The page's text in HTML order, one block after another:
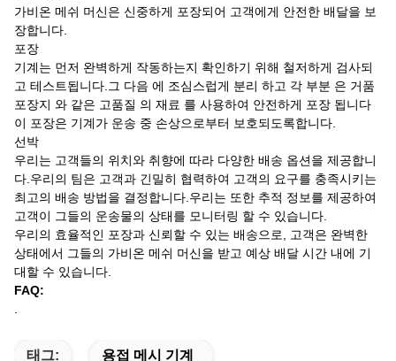
가비온 메쉬 머신은 신중하게 포장되어 고객에게 안전한 배달을 보
장합니다.
포장
기계는 먼저 완벽하게 작동하는지 확인하기 위해 철저하게 검사되
고 테스트됩니다.그 다음 에 조심스럽게 분리 하고 각 부분 은 거품
포장지 와 같은 고품질 의 재료 를 사용하여 안전하게 포장 됩니다
이 포장은 기계가 운송 중 손상으로부터 보호되도록합니다.
선박
우리는 고객들의 위치와 취향에 따라 다양한 배송 옵션을 제공합니
다.우리의 팀은 고객과 긴밀히 협력하여 고객의 요구를 충족시키는
최고의 배송 방법을 결정합니다.우리는 또한 추적 정보를 제공하여
고객이 그들의 운송물의 상태를 모니터링 할 수 있습니다.
우리의 효율적인 포장과 신뢰할 수 있는 배송으로, 고객은 완벽한
상태에서 그들의 가비온 메쉬 머신을 받고 예상 배달 시간 내에 기
대할 수 있습니다.
FAQ:
태그: 용접 메시 기계